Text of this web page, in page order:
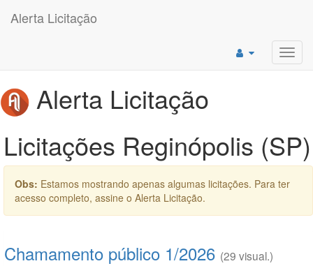
Alerta Licitação
Alerta Licitação
Licitações Reginópolis (SP)
Obs: Estamos mostrando apenas algumas licitações. Para ter
acesso completo, assine o Alerta Licitação.
Chamamento público 1/2026 (29 visual.)